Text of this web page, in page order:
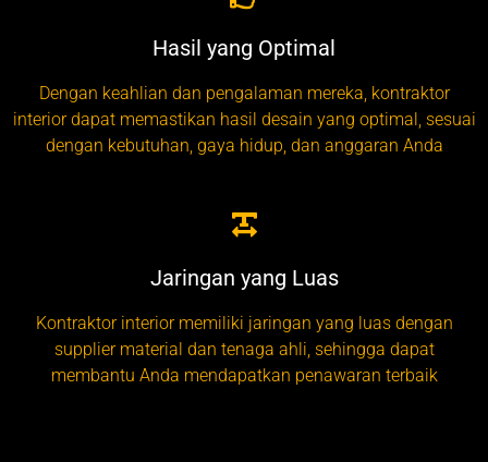
Hasil yang Optimal
Dengan keahlian dan pengalaman mereka, kontraktor
interior dapat memastikan hasil desain yang optimal, sesuai
dengan kebutuhan, gaya hidup, dan anggaran Anda
Jaringan yang Luas
Kontraktor interior memiliki jaringan yang luas dengan
supplier material dan tenaga ahli, sehingga dapat
membantu Anda mendapatkan penawaran terbaik